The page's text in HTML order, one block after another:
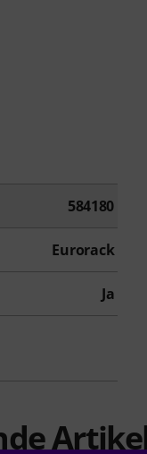
584180
Eurorack
Ja